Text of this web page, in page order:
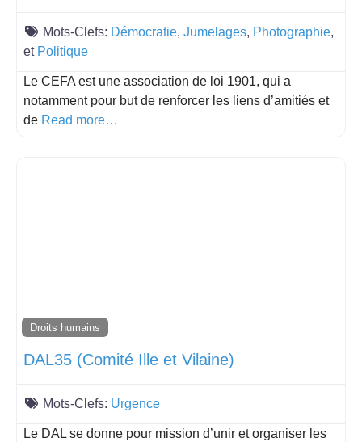
Mots-Clefs: Démocratie, Jumelages, Photographie,
et Politique
Le CEFA est une association de loi 1901, qui a
notamment pour but de renforcer les liens d’amitiés et
de Read more…
Droits humains
DAL35 (Comité Ille et Vilaine)
Mots-Clefs: Urgence
Le DAL se donne pour mission d’unir et organiser les